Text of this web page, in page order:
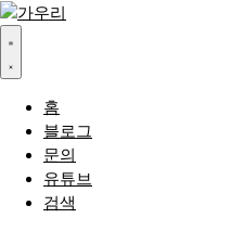
홈
블로그
문의
유튜브
검색